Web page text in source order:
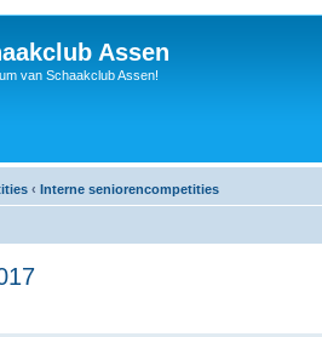
Assen
van Schaakclub Assen!
‹ Interne seniorencompetities